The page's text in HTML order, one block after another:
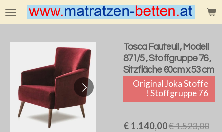
Zum
Hauptinhalt
Tosca Fauteuil , Modell
871/5 , Stoffgruppe 76 ,
Sitzfläche 60cm x 53 cm
Original Joka Stoffe
! Stoffgruppe 76
€ 1.140,00€ 1.523,00